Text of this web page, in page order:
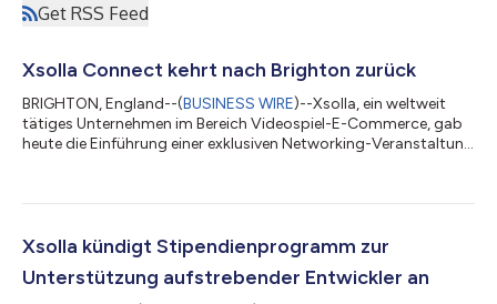
Get RSS Feed
Xsolla Connect kehrt nach Brighton zurück
BRIGHTON, England--(BUSINESS WIRE)--Xsolla, ein weltweit
tätiges Unternehmen im Bereich Videospiel-E-Commerce, gab
heute die Einführung einer exklusiven Networking-Veranstaltung
Develop:Brighton 2026 statt. Die Veranstaltung soll
Investoren und Branchenexperten zusammenbringen und bietet
einen Abend voller wertvoller Kontakte und umse...
Xsolla kündigt Stipendienprogramm zur
Unterstützung aufstrebender Entwickler an